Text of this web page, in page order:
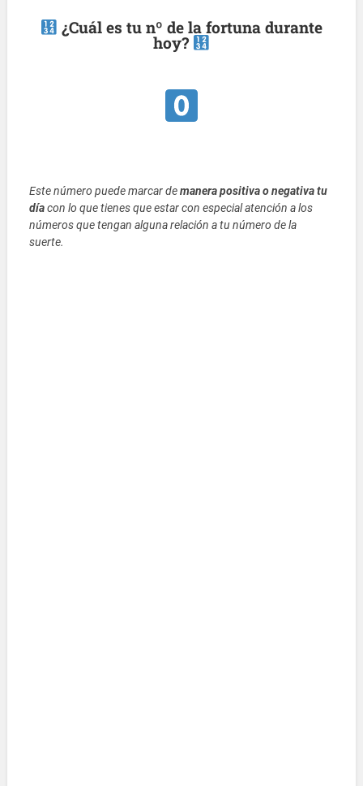
¿Cuál es tu nº de la fortuna durante
hoy?
Este número puede marcar demanera positiva o negativa tu
díacon lo que tienes que estar con especial atención a los
números que tengan alguna relación a tu número de la
suerte.